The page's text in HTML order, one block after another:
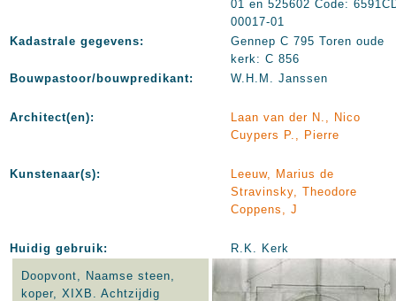
01 en 525602 Code:
00017-01
Kadastrale gegevens:
Gennep C 795 Toren oude
kerk: C 856
Bouwpastoor/bouwpredikant:
W.H.M. Janssen
Architect(en):
Laan van der N., Nico
Cuypers P., Pierre
Kunstenaar(s):
Leeuw, Marius de
Stravinsky, Theodore
Coppens, J
Huidig gebruik: R.K. Kerk
Doopvont, Naamse steen,
koper, XIXB. Achtzijdig